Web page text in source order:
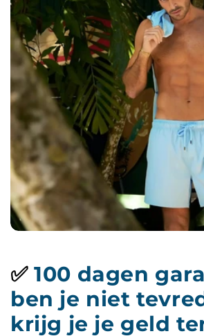
✅100 dagen
ben je niet
krijg je je geld